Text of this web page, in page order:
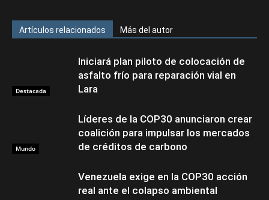
Artículos relacionados Más del autor
Destacada
Iniciará plan piloto de colocación de
asfalto frío para reparación vial en
Lara
Mundo
Líderes de la COP30 anunciaron crear
coalición para impulsar los mercados
de créditos de carbono
Venezuela exige en la COP30 acción
real ante el colapso ambiental